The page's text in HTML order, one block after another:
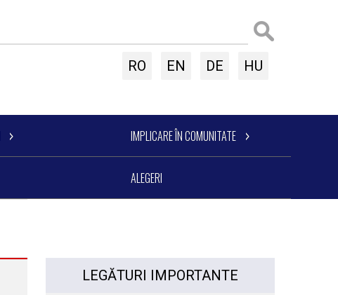
RO EN DE HU
IMPLICARE ÎN COMUNITATE
ALEGERI
LEGĂTURI IMPORTANTE